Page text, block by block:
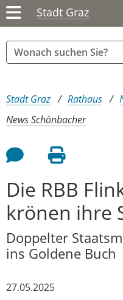
Stadt Graz
Sie sind hier:
Stadt Graz Rathaus
News Schönbacher
Feedback an Autor
Seite drucken
Die RBB
krönen ihre
Doppelter
ins Goldene Buch
27.05.2025